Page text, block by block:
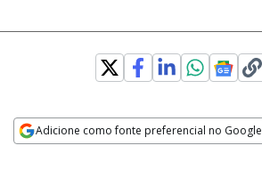
Adicione como fonte preferencial no Google